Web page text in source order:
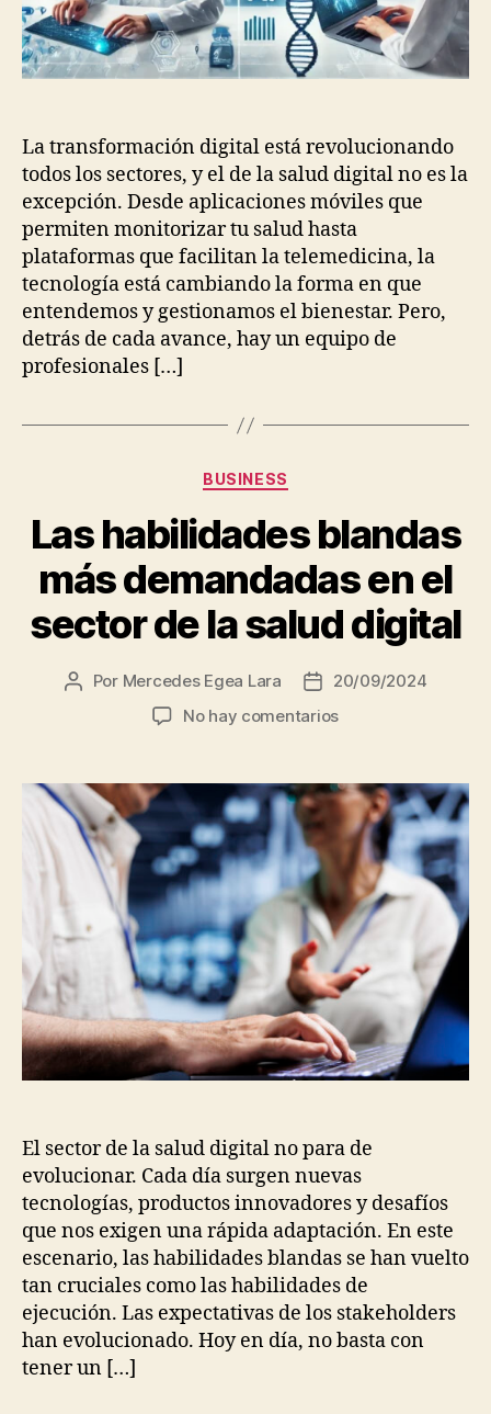
La transformación digital está revolucionando
todos los sectores, y el de la salud digital no es la
excepción. Desde aplicaciones móviles que
permiten monitorizar tu salud hasta
plataformas que facilitan la telemedicina, la
tecnología está cambiando la forma en que
entendemos y gestionamos el bienestar. Pero,
detrás de cada avance, hay un equipo de
profesionales […]
Categorías
BUSINESS
Las habilidades blandas
más demandadas en el
sector de la salud digital
Autor
Por Mercedes Egea Lara
Fecha
de
20/09/2024
No hay comentariosen
blandas
más
demandadas
en
sector
de
la
salud
digital
El sector de la salud digital no para de
evolucionar. Cada día surgen nuevas
tecnologías, productos innovadores y desafíos
que nos exigen una rápida adaptación. En este
escenario, las habilidades blandas se han vuelto
tan cruciales como las habilidades de
ejecución. Las expectativas de los stakeholders
han evolucionado. Hoy en día, no basta con
tener un […]